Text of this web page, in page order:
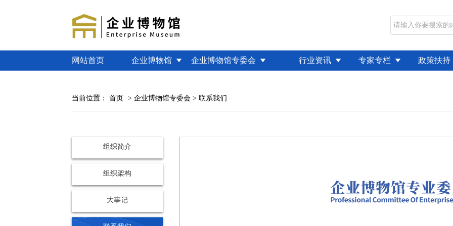
网站首页 企业博物馆 企业博物馆专委会 行业资讯 专家专栏 政策扶持
当前位置： 首页 > 企业博物馆专委会 > 联系我们
组织简介
组织架构
大事记